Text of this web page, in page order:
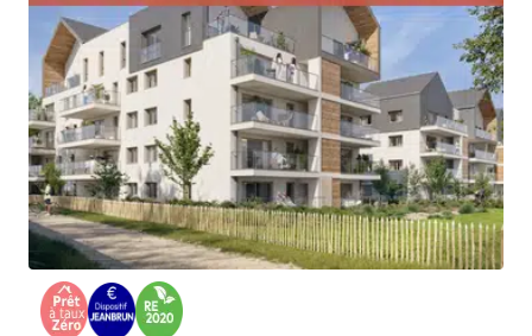
commerces et les terrasses du port sont à vos pieds.
La résidence KERLENN dévoile une architecture
intimiste, pensée pour une insertion harmonieuse
dans ce paysage littoral préservé. Elle propose des
appartements aux volumes généreux, allant de 40 m²
à 128 m², où chaque pièce de vie se prolonge vers
l'extérieur par de larges terrasses, balcons ou jardins
privatifs. Les prestations garantissent un confort
haut de gamme : menuiseries en aluminium,
rangements optimisés et matériaux nobles
sélectionnés pour leur pérennité. L'ensemble dispose
d'accès sécurisés, […] Voir le programme immobilier
neuf >>